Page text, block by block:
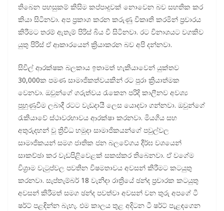
තිබෙන පහසුකම් කිසිම කප්පාදුවක් නොවෙන බව සහතික කර
කියා සිටිනවා. අප ප්‍රකාශ කරන කරුණු විකෘති කරමින් ප්‍රචාරය
කිරීමට තරම් ඇතැම් පිරිස් බිය වී සිටිනවා. රට විනාශයට වගකිව
යුතු පිරිස් ඒ ආකාරයෙන් ක්‍රියාකරන බව අපි දන්නවා.
සිවිල් ආරක්ෂක බලකාය ඉතාමත් හැකියාවෙන් යුක්තව
30,000ක පමණ සාමාජිකත්වයකින් රට පුරා ක්‍රියාත්මක
වෙනවා. ඔවුන්ගේ ගරුත්වය රැකෙන පරිදි කාලීනව අවශ්‍ය
පුහුණුවීම ලබාදී රටට වැඩදායී ලෙස යොදවා ගන්නවා. ඔවුන්ගේ
රැකියාවේ ස්ථාවරභාවය ආරක්ෂා කරනවා. මියගිය සහ
අතුරුදහන් වූ ත්‍රිවිධ හමුදා සාමාජිකයන්ගේ පවුල්වල
සාමාජිකයන් සමග ජාතික ජන බලවේගය දීර්ඝ වශයෙන්
සාකච්ඡා කර වැඩපිළිවෙළක් සකස්කර තිබෙනවා. ඒ වගේම
විශ්‍රාම වැටුප්වල පවතින විෂමතාවය අවසන් කිරීමට කටයුතු
කරනවා. සැප්තැම්බර් 18 වැනිදා රාත්‍රියේ ඡන්ද ප්‍රචාරක කටයුතු
අවසන් කිරීමත් සමග ඡන්ද පවත්වා අවසන් වන තුරු අපගේ ටී
ෂර්ට් පළඳින්න බැහැ. එම කාලය තුළ අදිටන ටී ෂර්ට් පැළඳගෙන